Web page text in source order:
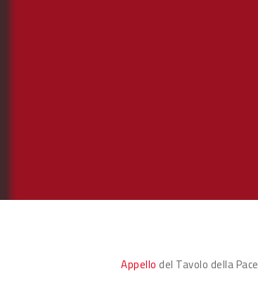
Appello del Tavolo della Pace